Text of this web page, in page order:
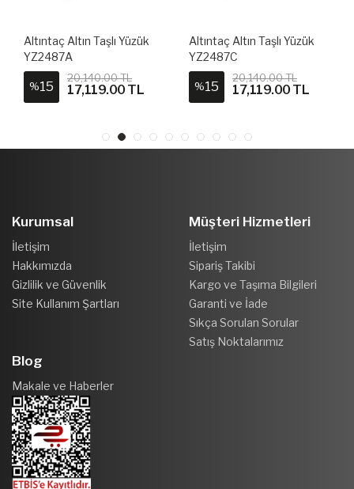
Altıntaç Altın Taşlı Yüzük
YZ2487A
%15
20,140.00 TL
17,119.00 TL
Altıntaç Altın Taşlı Yüzük
YZ2487C
%15
20,140.00 TL
17,119.00 TL
Kurumsal
İletişim
Hakkımızda
Gizlilik ve Güvenlik
Site Kullanım Şartları
Müşteri Hizmetleri
İletişim
Sipariş Takibi
Kargo ve Taşıma Bilgileri
Garanti ve İade
Sıkça Sorulan Sorular
Satış Noktalarımız
Blog
Makale ve Haberler